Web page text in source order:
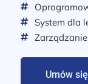
System dla
Umów